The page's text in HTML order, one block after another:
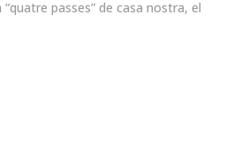
passes” de casa nostra, el